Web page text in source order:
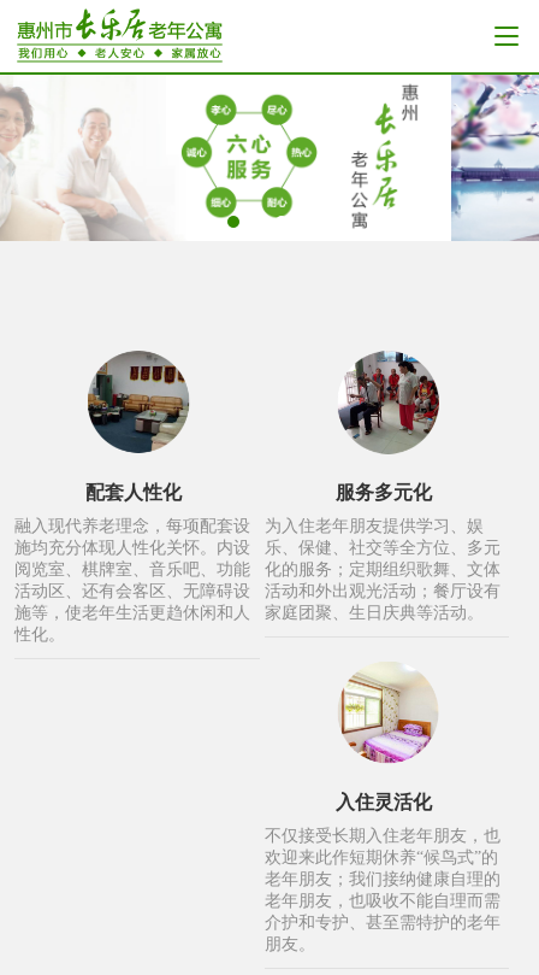
配套人性化
融入现代养老理念，每项配套设
施均充分体现人性化关怀。内设
阅览室、棋牌室、音乐吧、功能
活动区、还有会客区、无障碍设
施等，使老年生活更趋休闲和人
性化。
服务多元化
为入住老年朋友提供学习、娱
乐、保健、社交等全方位、多元
化的服务；定期组织歌舞、文体
活动和外出观光活动；餐厅设有
家庭团聚、生日庆典等活动。
入住灵活化
不仅接受长期入住老年朋友，也
欢迎来此作短期休养“候鸟式”的
老年朋友；我们接纳健康自理的
老年朋友，也吸收不能自理而需
介护和专护、甚至需特护的老年
朋友。